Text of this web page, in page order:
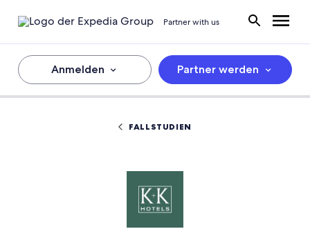
Partner with us
Anmelden Partner werden
FALLSTUDIEN